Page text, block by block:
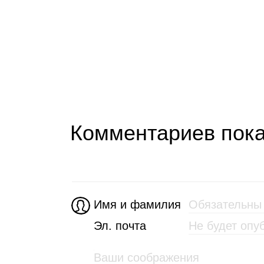
Комментариев
Имя и фамилия
Эл. почта